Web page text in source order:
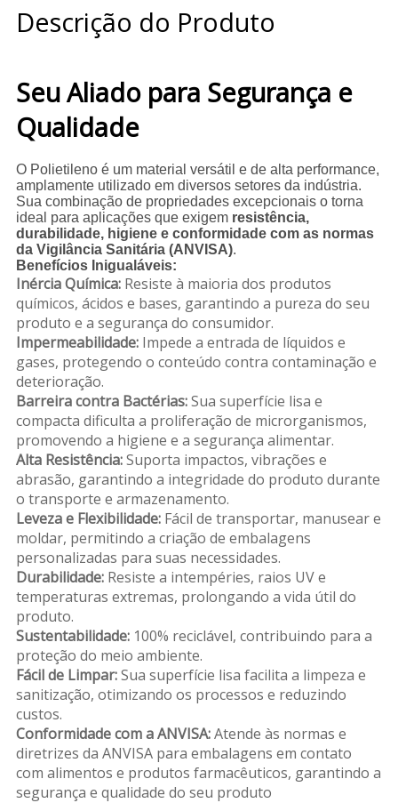
Descrição do Produto
Seu Aliado para Segurança e
Qualidade
O Polietileno é um material versátil e de alta performance,
amplamente utilizado em diversos setores da indústria.
Sua combinação de propriedades excepcionais o torna
ideal para aplicações que exigem resistência,
durabilidade, higiene e conformidade com as normas
da Vigilância Sanitária (ANVISA).
Benefícios Inigualáveis:
Inércia Química:Resiste à maioria dos produtos
químicos, ácidos e bases, garantindo a pureza do seu
produto e a segurança do consumidor.
Impermeabilidade:Impede a entrada de líquidos e
gases, protegendo o conteúdo contra contaminação e
deterioração.
Barreira contra Bactérias:Sua superfície lisa e
compacta dificulta a proliferação de microrganismos,
promovendo a higiene e a segurança alimentar.
Alta Resistência:Suporta impactos, vibrações e
abrasão, garantindo a integridade do produto durante
o transporte e armazenamento.
Leveza e Flexibilidade:Fácil de transportar, manusear e
moldar, permitindo a criação de embalagens
personalizadas para suas necessidades.
Durabilidade:Resiste a intempéries, raios UV e
temperaturas extremas, prolongando a vida útil do
produto.
Sustentabilidade:100% reciclável, contribuindo para a
proteção do meio ambiente.
Fácil de Limpar:Sua superfície lisa facilita a limpeza e
sanitização, otimizando os processos e reduzindo
custos.
Conformidade com a ANVISA:Atende às normas e
diretrizes da ANVISA para embalagens em contato
com alimentos e produtos farmacêuticos, garantindo a
segurança e qualidade do seu produto